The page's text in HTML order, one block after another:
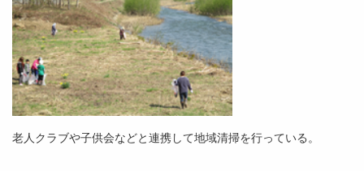
老人クラブや子供会などと連携して地域清掃を行っている。